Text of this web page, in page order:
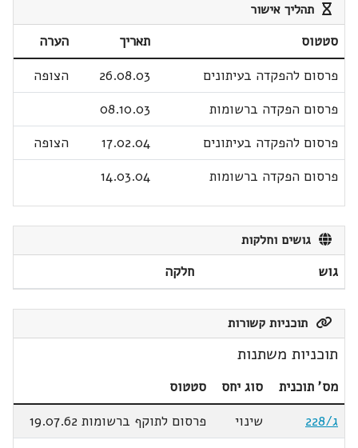
תהליך אישור
סטטוס תאריך
הערה
פרסום להפקדה בעיתונים
26.08.03
הצופה
פרסום הפקדה ברשומות
08.10.03
פרסום להפקדה בעיתונים
17.02.04
הצופה
פרסום הפקדה ברשומות
14.03.04
גושים וחלקות
גוש חלקה
תוכניות קשורות
תוכניות משתנות
מס' תוכנית סוג יחס
סטטוס
ג/228
שינוי
פרסום לתוקף ברשומות 19.07.62